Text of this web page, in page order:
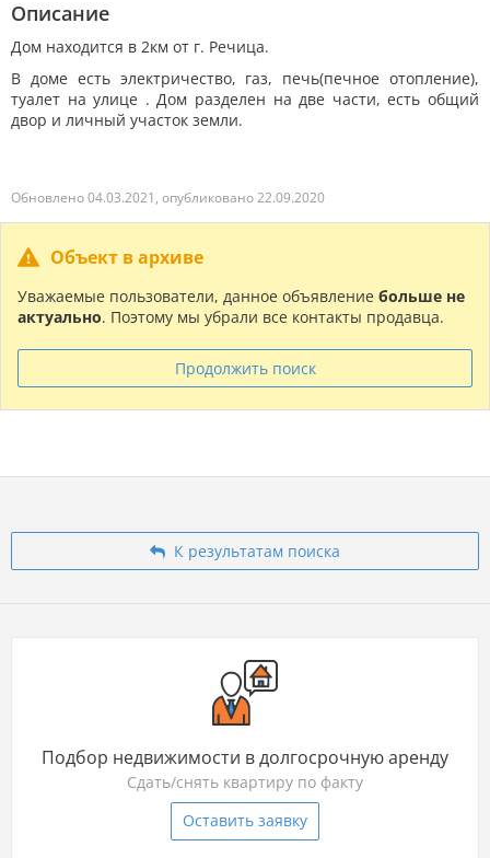
Описание
Дом находится в 2км от г. Речица.
В доме есть электричество, газ, печь(печное отопление),
туалет на улице . Дом разделен на две части, есть общий
двор и личный участок земли.
Обновлено 04.03.2021, опубликовано 22.09.2020
Объект в архиве
Уважаемые пользователи, данное объявление больше не
актуально. Поэтому мы убрали все контакты продавца.
Продолжить поиск
К результатам поиска
Подбор недвижимости в долгосрочную аренду
Сдать/снять квартиру по факту
Оставить заявку